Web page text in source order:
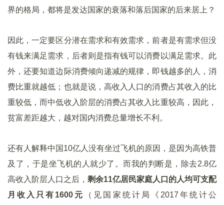
界的格局，都将是发达国家的衰落和落后国家的后来居上？
因此，一定要区分潜在需求和有效需求，前者是有需求但没
有钱来满足需求，后者则是指有钱可以消费以满足需求。此
外，还要知道边际消费倾向递减的规律，即钱越多的人，消
费比重就越低；也就是说，高收入人口的消费占其收入的比
重较低，而中低收入阶层的消费占其收入比重较高，因此，
贫富差距越大，越对国内消费总量增长不利。
还有人解释中国10亿人没有坐过飞机的原因，是因为高铁普
及了，于是坐飞机的人就少了。而我的判断是，除去2.8亿
高收入阶层人口之后， 剩余11亿居民家庭人口的人均可支配
月收入只有1600元
（见国家统计局《2017年统计公